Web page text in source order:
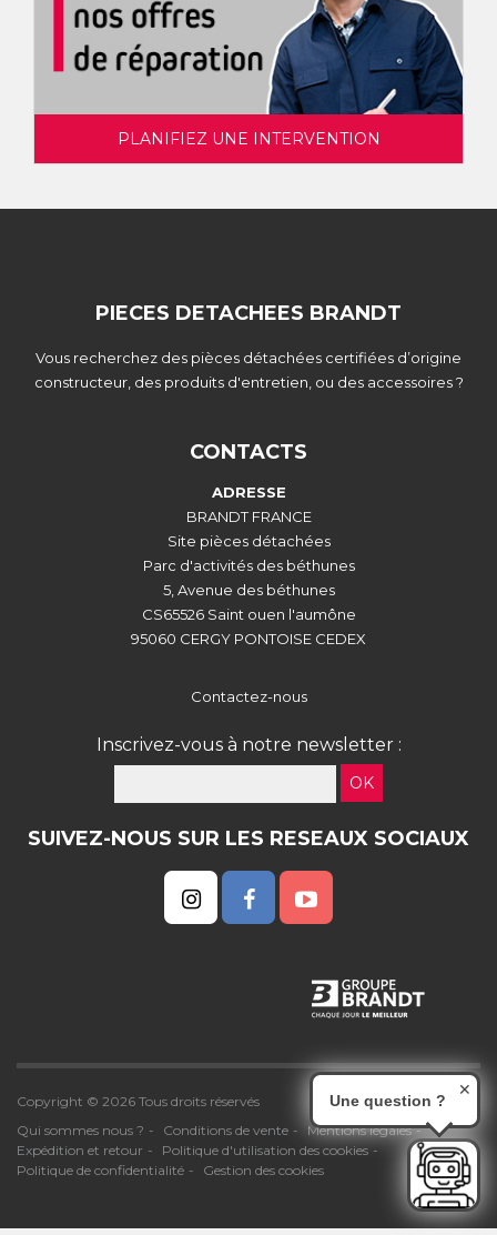
PLANIFIEZ UNE INTERVENTION
PIECES DETACHEES BRANDT
Vous recherchez des pièces détachées certifiées d’origine
constructeur, des produits d'entretien, ou des accessoires ?
CONTACTS
ADRESSE
BRANDT FRANCE
Site pièces détachées
Parc d'activités des béthunes
5, Avenue des béthunes
CS65526 Saint ouen l'aumône
95060 CERGY PONTOISE CEDEX
Contactez-nous
Inscrivez-vous à notre newsletter :
OK
SUIVEZ-NOUS SUR LES RESEAUX SOCIAUX
Copyright © 2026 Tous droits réservés
Qui sommes nous ?
Conditions de vente
Mentions légales
Expédition et retour
Politique d'utilisation des cookies
Politique de confidentialité
Gestion des cookies
Une question ?
✕